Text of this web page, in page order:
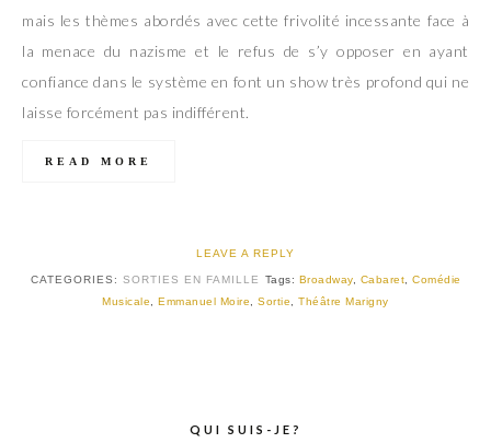
mais les thèmes abordés avec cette frivolité incessante face à
la menace du nazisme et le refus de s’y opposer en ayant
confiance dans le système en font un show très profond qui ne
laisse forcément pas indifférent.
READ MORE
LEAVE A REPLY
CATEGORIES: SORTIES EN FAMILLE Tags: Broadway, Cabaret
Comédie
Musicale
,Emmanuel Moire ,Sortie ,Théâtre Marigny
QUI SUIS-JE?